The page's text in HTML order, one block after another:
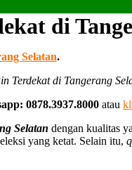
di
Selatan.
Terdekat di Tangerang
0878.3937.8000 atau
Selatan dengan kualitas
yang ketat. Selain itu,